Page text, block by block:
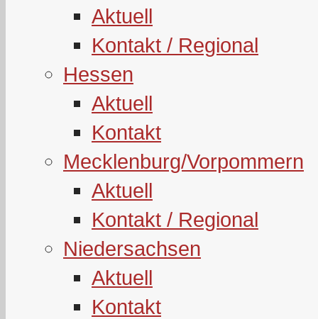
Aktuell
Kontakt / Regional
Hessen
Aktuell
Kontakt
Mecklenburg/Vorpommern
Aktuell
Kontakt / Regional
Niedersachsen
Aktuell
Kontakt